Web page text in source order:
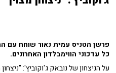
פרשן הטניס עמית נאור שוחח עם
כל עדכוני הווימבלדון האחרונים.
על הניצחון של נובאק ג'וקוביץ': "ניצחון